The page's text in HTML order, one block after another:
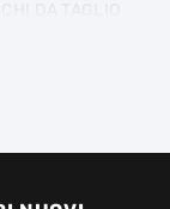
di dischi da
smerigliatrici,
Per garantire